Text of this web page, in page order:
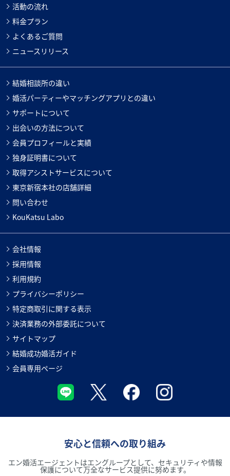
活動の流れ
料金プラン
よくあるご質問
ニュースリリース
結婚相談所の違い
婚活パーティーやマッチングアプリとの違い
サポートについて
出会いの方法について
会員プロフィールと実績
独身証明書について
取得アシストサービスについて
東京新宿本社の店舗詳細
問い合わせ
KouKatsu Labo
会社情報
採用情報
利用規約
プライバシーポリシー
特定商取引に関する表示
決済業務の外部委託について
サイトマップ
結婚成功婚活ガイド
会員専用ページ
安心と信頼への取り組み
エン婚活エージェントはエングループとして、セキュリティや情報
保護について万全なサービス提供に努めます。